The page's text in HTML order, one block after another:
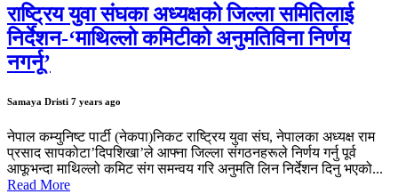
राष्ट्रिय युवा संघका अध्यक्षको जिल्ला समितिलाई
निर्देशन-‘माथिल्लो कमिटीको अनुमतिविना निर्णय
नगर्नू’
Samaya Dristi 7 years ago
नेपाल कम्युनिष्ट पार्टी (नेकपा)निकट राष्ट्रिय युवा संघ, नेपालका अध्यक्ष राम
प्रसाद सापकोटा’दिपशिखा’ले आफ्ना जिल्ला संगठनहरूले निर्णय गर्नु पूर्व
आफूभन्दा माथिल्लो कमिट संग समन्वय गरि अनुमति लिन निर्देशन दिनु भएको...
Read More